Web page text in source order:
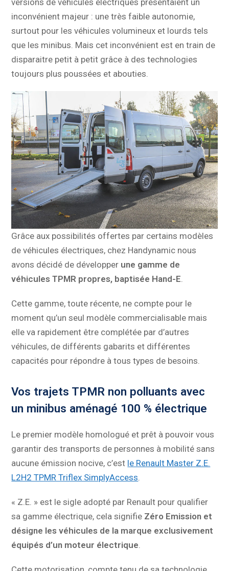
versions de véhicules électriques présentaient un
inconvénient majeur : une très faible autonomie,
surtout pour les véhicules volumineux et lourds tels
que les minibus. Mais cet inconvénient est en train de
disparaitre petit à petit grâce à des technologies
toujours plus poussées et abouties.
Grâce aux possibilités offertes par certains modèles
de véhicules électriques, chez Handynamic nous
avons décidé de développer une gamme de
véhicules TPMR propres, baptisée Hand-E.
Cette gamme, toute récente, ne compte pour le
moment qu’un seul modèle commercialisable mais
elle va rapidement être complétée par d’autres
véhicules, de différents gabarits et différentes
capacités pour répondre à tous types de besoins.
Vos trajets TPMR non polluants avec
un minibus aménagé 100 % électrique
Le premier modèle homologué et prêt à pouvoir vous
garantir des transports de personnes à mobilité sans
aucune émission nocive, c’est le Renault Master Z.E.
L2H2 TPMR Triflex SimplyAccess.
« Z.E. » est le sigle adopté par Renault pour qualifier
sa gamme électrique, cela signifie Zéro Emission et
désigne les véhicules de la marque exclusivement
équipés d’un moteur électrique.